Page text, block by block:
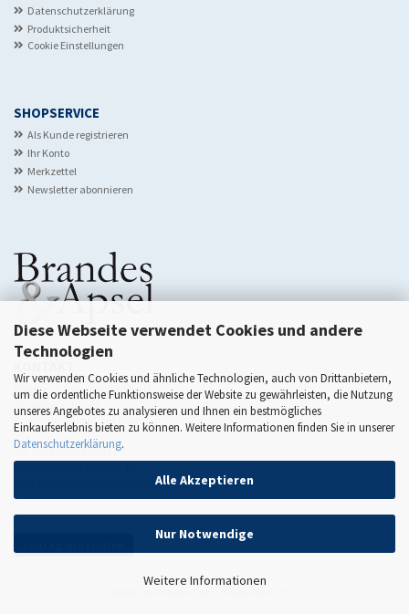
Diese Webseite verwendet Cookies und andere
Technologien
Wir verwenden Cookies und ähnliche Technologien, auch von Drittanbietern,
um die ordentliche Funktionsweise der Website zu gewährleisten, die Nutzung
unseres Angebotes zu analysieren und Ihnen ein bestmögliches
Einkaufserlebnis bieten zu können. Weitere Informationen finden Sie in unserer
Datenschutzerklärung.
Alle Akzeptieren
Nur Notwendige
Weitere Informationen
Datenschutzerklärung
Produktsicherheit
Cookie Einstellungen
SHOPSERVICE
Als Kunde registrieren
Ihr Konto
Merkzettel
Newsletter abonnieren
Brandes & Apsel Verlag GmbH
Scheidswaldstr. 22
D-60385 Frankfurt am Main
Tel: 0049 69/272 995 17-0
Fax: 0049 69/272 995 17-10